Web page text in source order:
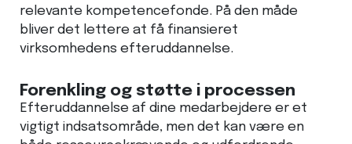
relevante kompetencefonde. På den måde
bliver det lettere at få finansieret
virksomhedens efteruddannelse.
Forenkling og støtte i processen
Efteruddannelse af dine medarbejdere er et
vigtigt indsatsområde, men det kan være en